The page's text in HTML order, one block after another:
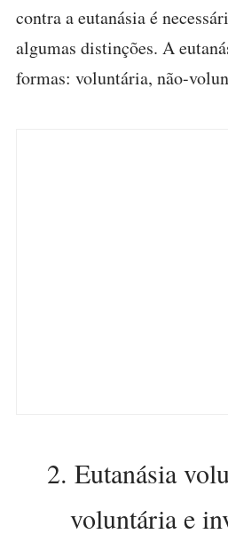
contra a eutanásia é
algumas distinções. A
formas: voluntária, não-
2. Eutanásia
voluntária e